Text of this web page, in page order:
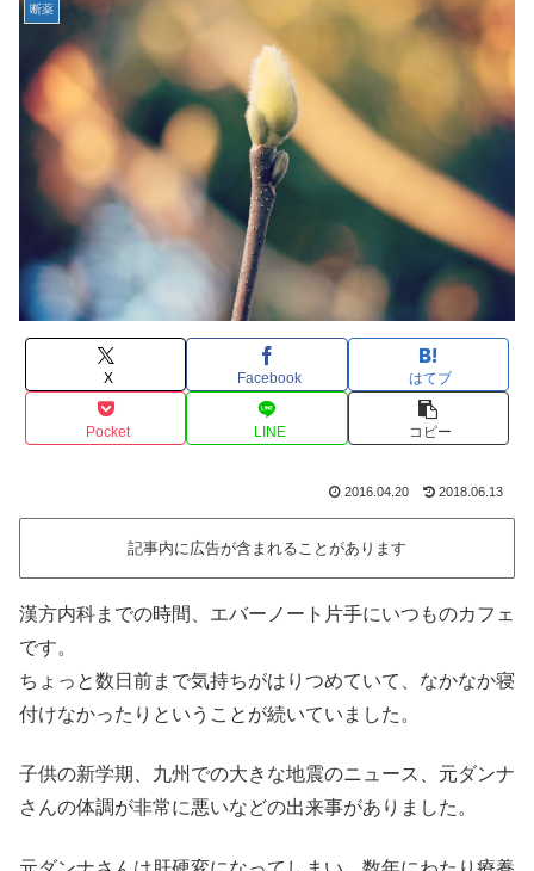
断薬
X Facebook はてブ
Pocket LINE コピー
2016.04.20 2018.06.13
記事内に広告が含まれることがあります
漢方内科までの時間、エバーノート片手にいつものカフェ
です。
ちょっと数日前まで気持ちがはりつめていて、なかなか寝
付けなかったりということが続いていました。
子供の新学期、九州での大きな地震のニュース、元ダンナ
さんの体調が非常に悪いなどの出来事がありました。